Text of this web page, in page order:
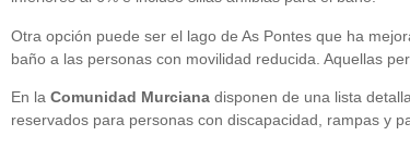
Otra opción puede ser el lago de As Pontes que ha
baño a las personas con movilidad reducida. Aquellas
En la Comunidad Murciana disponen de una lista
reservados para personas con discapacidad, rampas y